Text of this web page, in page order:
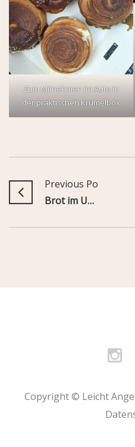
Zum Mitnehmen im Auto in
der praktischen Krümelbox
Previous Post
Brot im Urlaub: Ferienerlebnis 2023 – ein kleiner Brot-& Reisebericht
Copyright © Leicht